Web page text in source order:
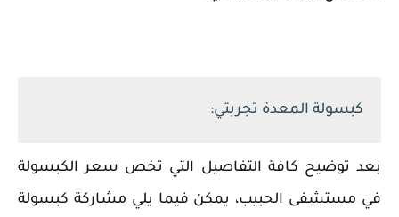
كبسولة المعدة تجربتي:
بعد توضيح كافة التفاصيل التي تخص سعر الكبسولة
في مستشفى الحبيب، يمكن فيما يلي مشاركة كبسولة